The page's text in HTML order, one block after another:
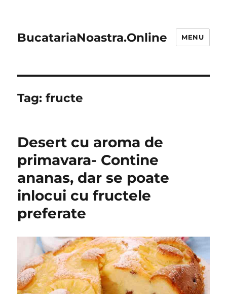
BucatariaNoastra.Online MENU
Tag:fructe
Desert cu aroma de
primavara- Contine
ananas, dar se poate
inlocui cu fructele
preferate